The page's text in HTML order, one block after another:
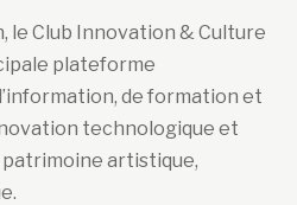
le Club Innovation & Culture
plateforme
de formation et
technologique et
patrimoine artistique,